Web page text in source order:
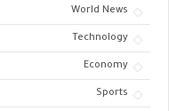
World News
Technology
Economy
Sports